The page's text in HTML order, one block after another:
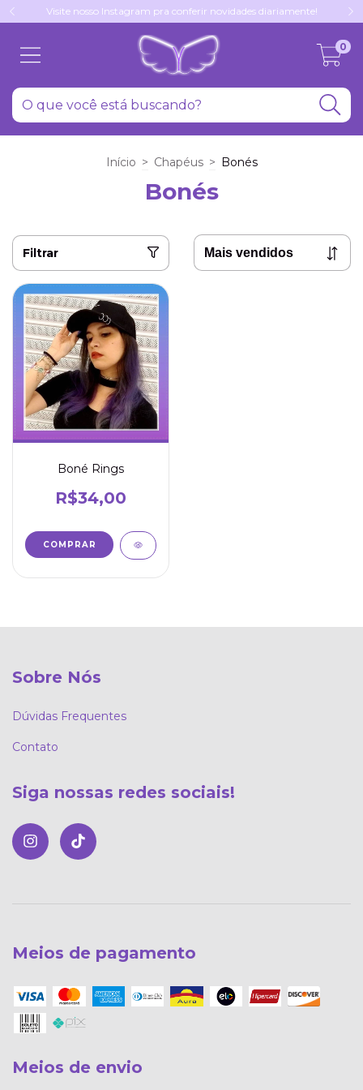
Visite nosso Instagram pra conferir novidades diariamente!
0
Início > Chapéus > Bonés
Bonés
Filtrar
Boné Rings
R$34,00
Sobre Nós
Dúvidas Frequentes
Contato
Siga nossas redes sociais!
Meios de pagamento
Meios de envio